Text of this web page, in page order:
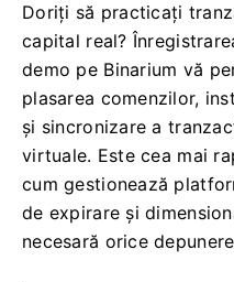
Doriți să practicați
capital real?
demo pe Binarium vă
plasarea comenzilor,
și sincronizare a
virtuale. Este cea mai
cum gestionează
de expirare și
necesară orice